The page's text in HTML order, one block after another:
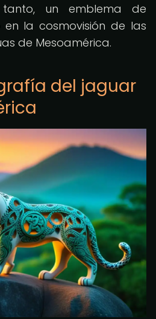
un emblema de
la cosmovisión de las
de Mesoamérica.
del jaguar